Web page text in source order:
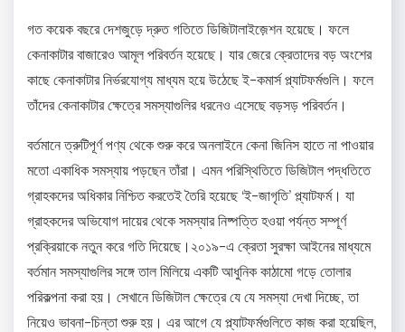
গত কয়েক বছরে দেশজুড়ে দ্রুত গতিতে ডিজিটালাইজ়েশন হয়েছে। ফলে
কেনাকাটার বাজারেও আমূল পরিবর্তন হয়েছে। যার জেরে ক্রেতাদের বড় অংশের
কাছে কেনাকাটার নির্ভরযোগ্য মাধ্যম হয়ে উঠেছে ই-কমার্স প্ল্যাটফর্মগুলি। ফলে
তাঁদের কেনাকাটার ক্ষেত্রে সমস্যাগুলির ধরনেও এসেছে বড়সড় পরিবর্তন।
বর্তমানে ত্রুটিপূর্ণ পণ্য থেকে শুরু করে অনলাইনে কেনা জিনিস হাতে না পাওয়ার
মতো একাধিক সমস্যায় পড়ছেন তাঁরা। এমন পরিস্থিতিতে ডিজিটাল পদ্ধতিতে
গ্রাহকদের অধিকার নিশ্চিত করতেই তৈরি হয়েছে ‘ই-জাগৃতি’ প্ল্যাটফর্ম। যা
গ্রাহকদের অভিযোগ দায়ের থেকে সমস্যার নিষ্পত্তি হওয়া পর্যন্ত সম্পূর্ণ
প্রক্রিয়াকে নতুন করে গতি দিয়েছে।২০১৯-এ ক্রেতা সুরক্ষা আইনের মাধ্যমে
বর্তমান সমস্যাগুলির সঙ্গে তাল মিলিয়ে একটি আধুনিক কাঠামো গড়ে তোলার
পরিকল্পনা করা হয়। সেখানে ডিজিটাল ক্ষেত্রে যে যে সমস্যা দেখা দিচ্ছে, তা
নিয়েও ভাবনা-চিন্তা শুরু হয়। এর আগে যে প্ল্যাটফর্মগুলিতে কাজ করা হয়েছিল,